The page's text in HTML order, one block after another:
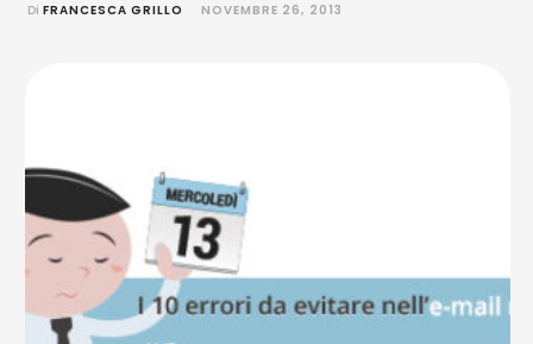
effettuato da Return Path, solo 1/3 dei fruitori di newsletter
Di FRANCESCA GRILLO NOVEMBRE 26, 2013